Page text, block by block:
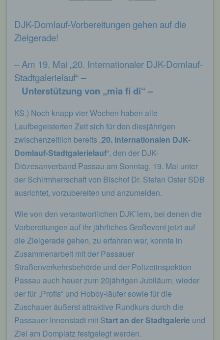
DJK-Domlauf-Vorbereitungen gehen auf die
Zielgerade!
– Am 19. Mai „20. Internationaler DJK-Domlauf-
Stadtgalerielauf“ –
Unterstützung von „mia fi di“ –
KS.) Noch knapp vier Wochen haben alle
Laufbegeisterten Zeit sich für den diesjährigen
zwischenzeitlich bereits „20. Internationalen DJK-
Domlauf-Stadtgalerielauf“, den der DJK-
Diözesanverband Passau am Sonntag, 19. Mai unter
der Schirmherrschaft von Bischof Dr. Stefan Oster SDB
ausrichtet, vorzubereiten und anzumelden.
Wie von den verantwortlichen DJK`lern, bei denen die
Vorbereitungen auf ihr jährliches Großevent jetzt auf
die Zielgerade gehen, zu erfahren war, konnte in
Zusammenarbeit mit der Passauer
Straßenverkehrsbehörde und der Polizeiinspektion
Passau auch heuer zum 20jährigen Jubiläum, wieder
der für „Profis“ und Hobby-läufer sowie für die
Zuschauer äußerst attraktive Rundkurs durch die
Passauer Innenstadt mit Start an der Stadtgalerie und
Ziel am Domplatz festgelegt werden.